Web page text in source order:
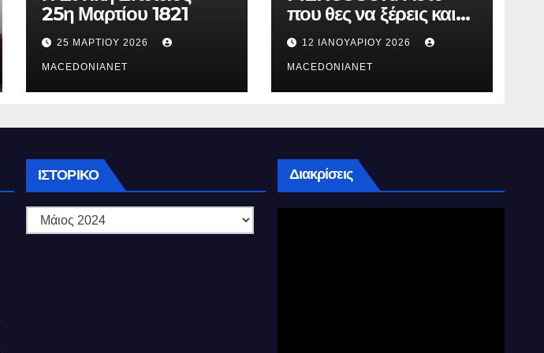
25η Μαρτίου 1821
25 ΜΑΡΤΊΟΥ 2026
MACEDONIANET
που θες να ξέρεις και
δεν σου λένε.
12 ΙΑΝΟΥΑΡΊΟΥ 2026
MACEDONIANET
ΙΣΤΟΡΙΚΌ Ιστορικό Διακρίσεις